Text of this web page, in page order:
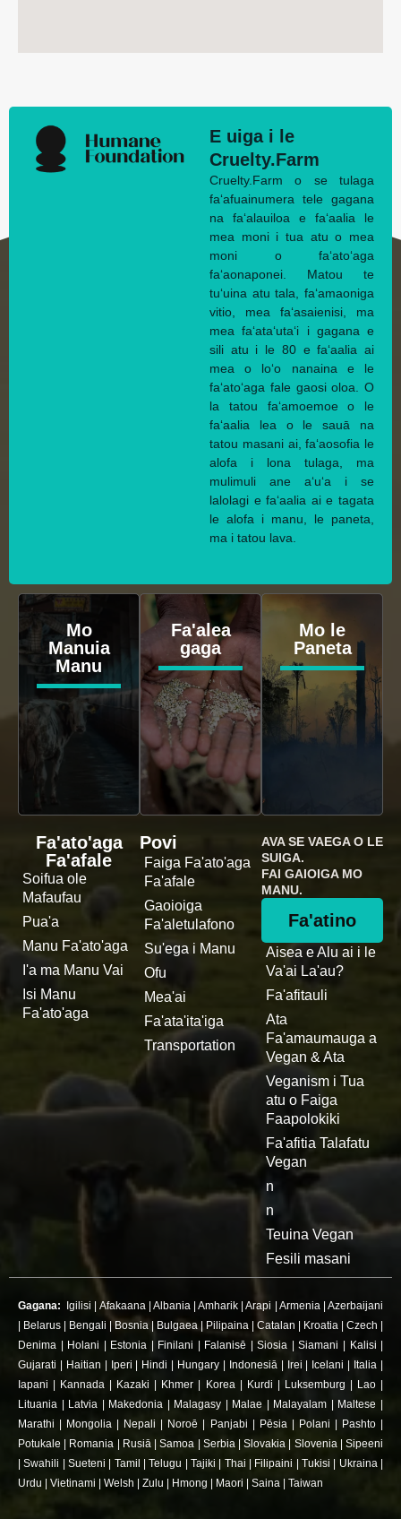
E uiga i le
Cruelty.Farm
Cruelty.Farm o se tulaga
faʻafuainumera tele gagana
na faʻalauiloa e faʻaalia le
mea moni i tua atu o mea
moni o faʻatoʻaga
faʻaonaponei. Matou te
tuʻuina atu tala, faʻamaoniga
vitio, mea faʻasaienisi, ma
mea faʻataʻutaʻi i gagana e
sili atu i le 80 e faʻaalia ai
mea o loʻo nanaina e le
faʻatoʻaga fale gaosi oloa. O
la tatou faʻamoemoe o le
faʻaalia lea o le sauā na
tatou masani ai, faʻaosofia le
alofa i lona tulaga, ma
mulimuli ane aʻuʻa i se
lalolagi e faʻaalia ai e tagata
le alofa i manu, le paneta,
ma i tatou lava.
Mo
Manuia
Manu
Fa'alea
gaga
Mo le
Paneta
Fa'ato'aga
Fa'afale
Soifua ole
Mafaufau
Pua'a
Manu Fa'ato'aga
I'a ma Manu Vai
Isi Manu
Fa'ato'aga
Povi
Faiga Fa'ato'aga
Fa'afale
Gaoioiga
Fa'aletulafono
Su'ega i Manu
Ofu
Mea'ai
Fa'ata'ita'iga
Transportation
AVA SE VAEGA O LE
SUIGA.
FAI GAIOIGA MO
MANU.
Fa'atino
Aisea e Alu ai i le
Va'ai La'au?
Fa'afitauli
Ata
Fa'amaumauga a
Vegan & Ata
Veganism i Tua
atu o Faiga
Faapolokiki
Fa'afitia Talafatu
Vegan
n
n
Teuina Vegan
Fesili masani
Gagana: Igilisi Afakaana| Albania|Amharik |Arapi Armenia|Azerbaijani
Belarus Bengali |Bosnia Bulgaea Pilipaina Catalan Kroatia Czech
Denima
Holani Estonia Finilani Falanisē |Siosia |Siamani Kalisi
Gujarati
Haitian Iperi Hindi Hungary Indonesiā| Irei Icelani Italia
Iapani
Kannada Kazaki Khmer Korea| Kurdi Luksemburg Lao|
Lituania
Latvia Makedonia Malagasy Malae Malayalam Maltese
Marathi
Mongolia Nepali Noroē Panjabi Pēsia| Polani Pashto|
Potukale
Romania Rusiā|Samoa Serbia|Slovakia Slovenia|Sipeeni
|Swahili |Sueteni Tamil |Telugu |Tajiki Thai Filipaini |Tukisi Ukraina|
Urdu
Vietinami Welsh Zulu Hmong Maori Saina Taiwan